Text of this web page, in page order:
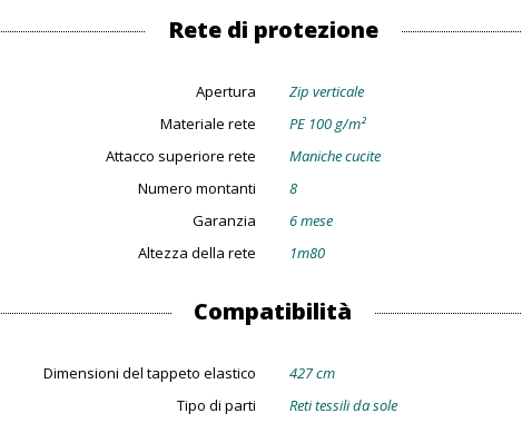
Rete di protezione
Apertura
Zip verticale
Materiale rete
PE 100 g/m²
Attacco superiore rete
Maniche cucite
Numero montanti
8
Garanzia
6 mese
Altezza della rete
1m80
Compatibilità
Dimensioni del tappeto elastico
427 cm
Tipo di parti
Reti tessili da sole